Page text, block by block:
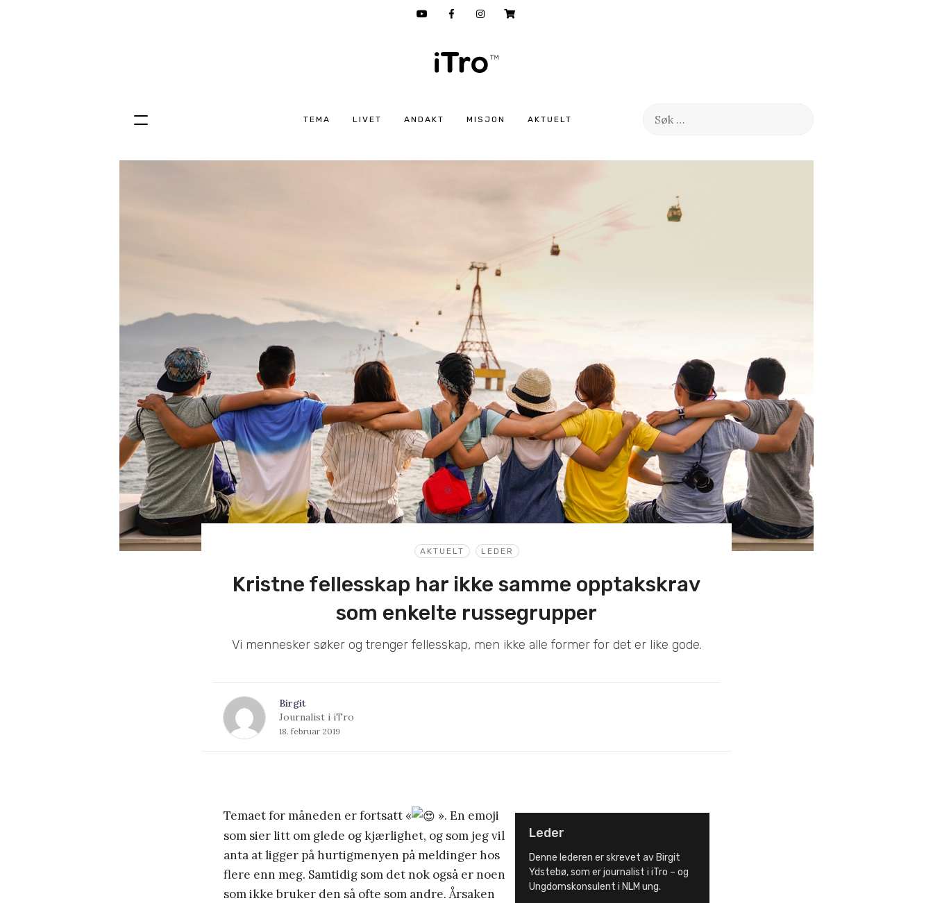
TEMA LIVET ANDAKT MISJON AKTUELT
Søk
Hopp
AKTUELT LEDER
Kristne fellesskap har ikke samme opptakskrav
som enkelte russegrupper
Vi mennesker søker og trenger fellesskap, men ikke alle former for det er like gode.
Birgit
Journalist i iTro
18. februar 2019
Leder
Denne lederen er skrevet av Birgit
Ydstebø, som er journalist i iTro – og
Ungdomskonsulent i NLM ung.
Temaet for måneden er fortsatt «
». En emoji
som sier litt om glede og kjærlighet, og som jeg vil
anta at ligger på hurtigmenyen på meldinger hos
flere enn meg. Samtidig som det nok også er noen
som ikke bruker den så ofte som andre. Årsaken